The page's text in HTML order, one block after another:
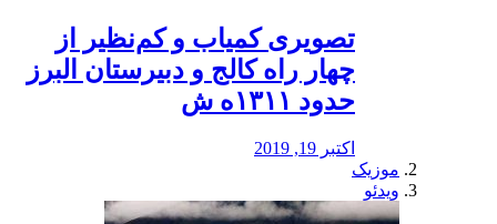
️تصویری کمیاب و کم‌نظیر از
چهار راه كالج و دبيرستان البرز
حدود ۱۳۱۱ه ش
اکتبر 19, 2019
موزیک
ویدئو